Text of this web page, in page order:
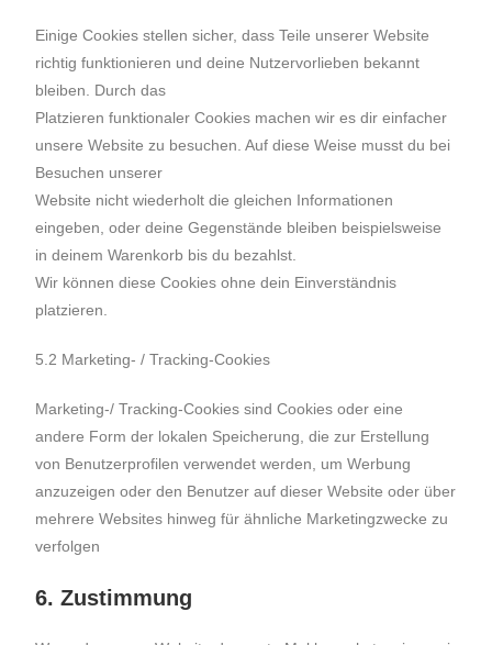
Einige Cookies stellen sicher, dass Teile unserer Website
richtig funktionieren und deine Nutzervorlieben bekannt
bleiben. Durch das
Platzieren funktionaler Cookies machen wir es dir einfacher
unsere Website zu besuchen. Auf diese Weise musst du bei
Besuchen unserer
Website nicht wiederholt die gleichen Informationen
eingeben, oder deine Gegenstände bleiben beispielsweise
in deinem Warenkorb bis du bezahlst.
Wir können diese Cookies ohne dein Einverständnis
platzieren.
5.2 Marketing- / Tracking-Cookies
Marketing-/ Tracking-Cookies sind Cookies oder eine
andere Form der lokalen Speicherung, die zur Erstellung
von Benutzerprofilen verwendet werden, um Werbung
anzuzeigen oder den Benutzer auf dieser Website oder über
mehrere Websites hinweg für ähnliche Marketingzwecke zu
verfolgen
6. Zustimmung